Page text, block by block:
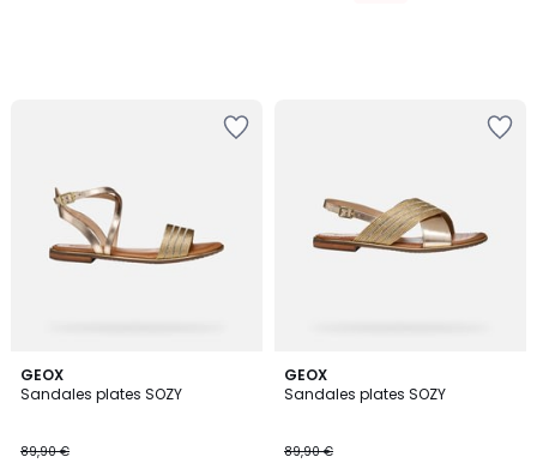
GEOX
Sandales plates SOZY
89,90 €
4
/
2
Couleurs
GEOX
Sandales plates SOZY
89,90 €
1
/
2
Couleurs